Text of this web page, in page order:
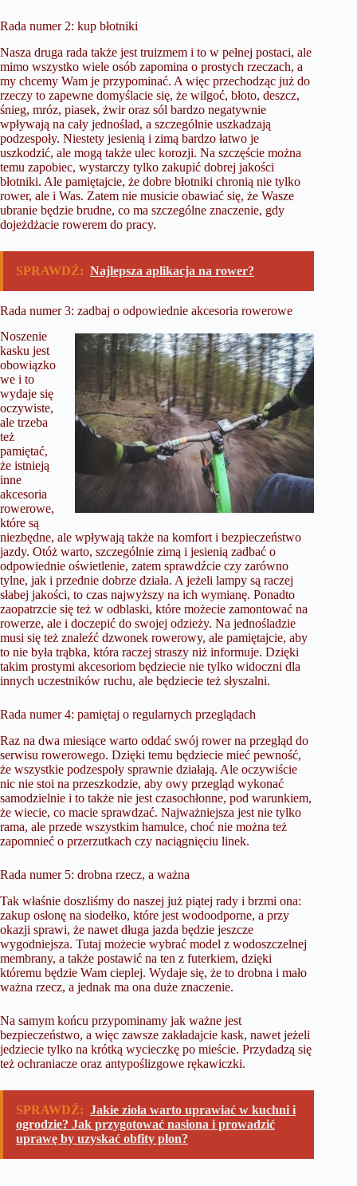
Rada numer 2: kup błotniki
Nasza druga rada także jest truizmem i to w pełnej postaci, ale
mimo wszystko wiele osób zapomina o prostych rzeczach, a
my chcemy Wam je przypominać. A więc przechodząc już do
rzeczy to zapewne domyślacie się, że wilgoć, błoto, deszcz,
śnieg, mróz, piasek, żwir oraz sól bardzo negatywnie
wpływają na cały jednoślad, a szczególnie uszkadzają
podzespoły. Niestety jesienią i zimą bardzo łatwo je
uszkodzić, ale mogą także ulec korozji. Na szczęście można
temu zapobiec, wystarczy tylko zakupić dobrej jakości
błotniki. Ale pamiętajcie, że dobre błotniki chronią nie tylko
rower, ale i Was. Zatem nie musicie obawiać się, że Wasze
ubranie będzie brudne, co ma szczególne znaczenie, gdy
dojeżdżacie rowerem do pracy.
SPRAWDŹ: Najlepsza aplikacja na rower?
Rada numer 3: zadbaj o odpowiednie akcesoria rowerowe
Noszenie
kasku jest
obowiązko
we i to
wydaje się
oczywiste,
ale trzeba
też
pamiętać,
że istnieją
inne
akcesoria
rowerowe,
które są
niezbędne, ale wpływają także na komfort i bezpieczeństwo
jazdy. Otóż warto, szczególnie zimą i jesienią zadbać o
odpowiednie oświetlenie, zatem sprawdźcie czy zarówno
tylne, jak i przednie dobrze działa. A jeżeli lampy są raczej
słabej jakości, to czas najwyższy na ich wymianę. Ponadto
zaopatrzcie się też w odblaski, które możecie zamontować na
rowerze, ale i doczepić do swojej odzieży. Na jednośladzie
musi się też znaleźć dzwonek rowerowy, ale pamiętajcie, aby
to nie była trąbka, która raczej straszy niż informuje. Dzięki
takim prostymi akcesoriom będziecie nie tylko widoczni dla
innych uczestników ruchu, ale będziecie też słyszalni.
Rada numer 4: pamiętaj o regularnych przeglądach
Raz na dwa miesiące warto oddać swój rower na przegląd do
serwisu rowerowego. Dzięki temu będziecie mieć pewność,
że wszystkie podzespoły sprawnie działają. Ale oczywiście
nic nie stoi na przeszkodzie, aby owy przegląd wykonać
samodzielnie i to także nie jest czasochłonne, pod warunkiem,
że wiecie, co macie sprawdzać. Najważniejsza jest nie tylko
rama, ale przede wszystkim hamulce, choć nie można też
zapomnieć o przerzutkach czy naciągnięciu linek.
Rada numer 5: drobna rzecz, a ważna
Tak właśnie doszliśmy do naszej już piątej rady i brzmi ona:
zakup osłonę na siodełko, które jest wodoodporne, a przy
okazji sprawi, że nawet długa jazda będzie jeszcze
wygodniejsza. Tutaj możecie wybrać model z wodoszczelnej
membrany, a także postawić na ten z futerkiem, dzięki
któremu będzie Wam cieplej. Wydaje się, że to drobna i mało
ważna rzecz, a jednak ma ona duże znaczenie.
Na samym końcu przypominamy jak ważne jest
bezpieczeństwo, a więc zawsze zakładajcie kask, nawet jeżeli
jedziecie tylko na krótką wycieczkę po mieście. Przydadzą się
też ochraniacze oraz antypoślizgowe rękawiczki.
SPRAWDŹ: Jakie zioła warto uprawiać w kuchni i
ogrodzie? Jak przygotować nasiona i prowadzić
uprawę by uzyskać obfity plon?